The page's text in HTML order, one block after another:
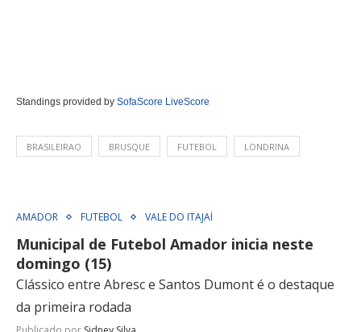
Standings provided by SofaScore LiveScore
BRASILEIRAO BRUSQUE FUTEBOL LONDRINA
AMADOR FUTEBOL VALE DO ITAJAÍ
Municipal de Futebol Amador inicia neste
domingo (15)
Clássico entre Abresc e Santos Dumont é o destaque
da primeira rodada